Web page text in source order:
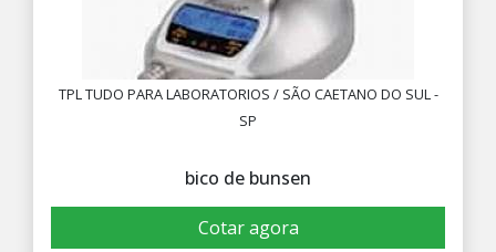
TPL TUDO PARA LABORATORIOS / SÃO CAETANO DO SUL -
SP
bico de bunsen
Cotar agora